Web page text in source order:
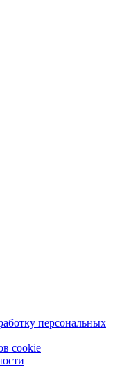
персональных
cookie